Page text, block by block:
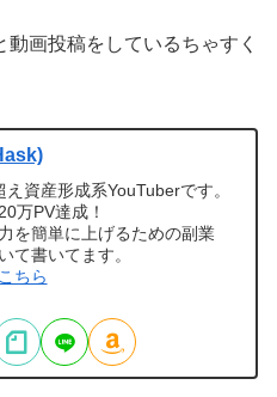
画投稿をしているちゃすく
資産形成系YouTuberです。
万PV達成！
を簡単に上げるための副業
て書いてます。
こちら